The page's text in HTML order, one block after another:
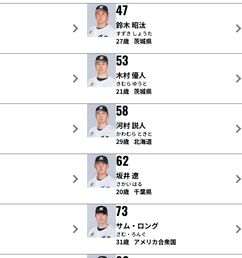
47
鈴木 昭汰
すずき しょうた
27歳 茨城県
53
木村 優人
きむら ゆうと
21歳 茨城県
58
河村 説人
かわむら ときと
29歳 北海道
62
坂井 遼
さかい はる
20歳 千葉県
73
サム・ロング
さむ・ろんぐ
31歳 アメリカ合衆国